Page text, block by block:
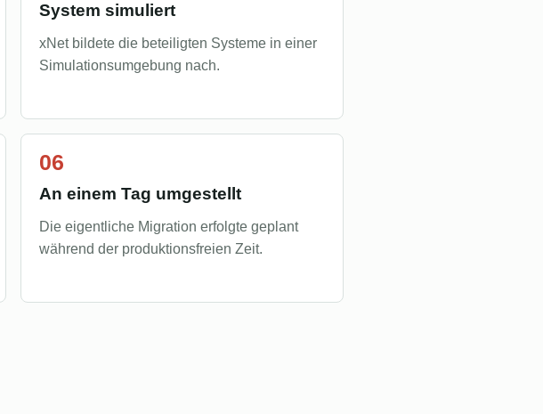
System simuliert
xNet bildete die beteiligten Systeme in einer
Simulationsumgebung nach.
An einem Tag umgestellt
Die eigentliche Migration erfolgte geplant
während der produktionsfreien Zeit.